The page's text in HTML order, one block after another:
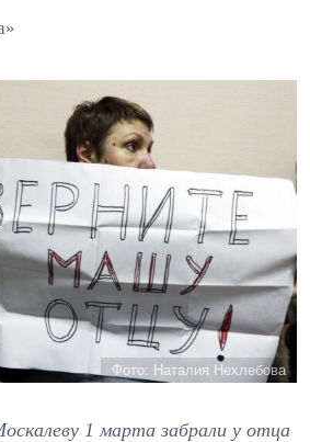
Фото: Наталия Нехлебова
1 марта забрали у отца